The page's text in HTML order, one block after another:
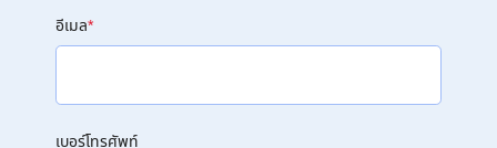
อีเมล*
เบอร์โทรศัพท์